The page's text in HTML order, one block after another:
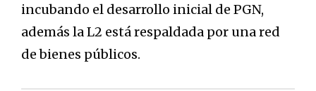
incubando el desarrollo inicial de PGN,
además la L2 está respaldada por una red
de bienes públicos.